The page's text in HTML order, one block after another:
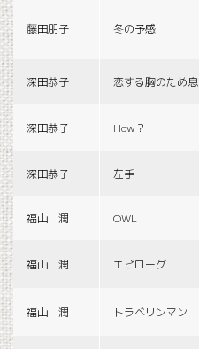
藤田朋子 冬の予感
深田恭子 恋する胸のため息
深田恭子 How？
深田恭子 左手
福山 潤 OWL
福山 潤 エピローグ
福山 潤 トラベリンマン